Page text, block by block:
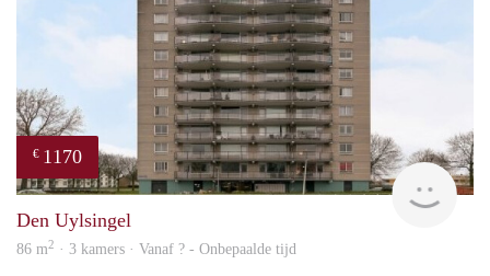
€ 1170
Den Uylsingel
86 m2 · 3 kamers · Vanaf ? - Onbepaalde tijd